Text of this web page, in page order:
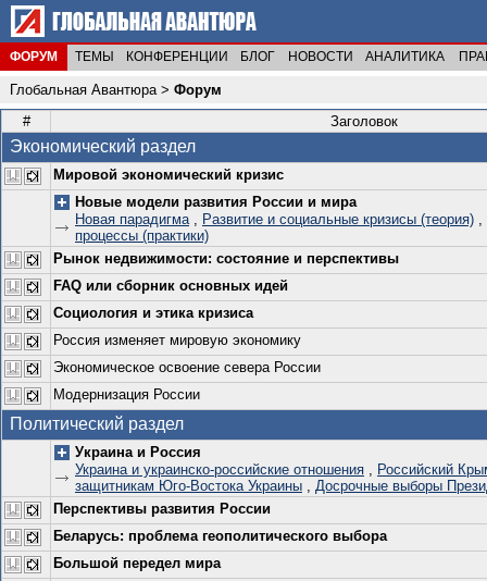
ФОРУМ ТЕМЫ КОНФЕРЕНЦИИ БЛОГ НОВОСТИ АНАЛИТИКА
Глобальная Авантюра> Форум
#
Заголовок
Экономический раздел
Мировой экономический кризис
Новые модели развития России и мира
Новая парадигма, Развитие и социальные кризисы (теория) ,
процессы (практики)
Рынок недвижимости: состояние и перспективы
FAQ или сборник основных идей
Социология и этика кризиса
Россия изменяет мировую экономику
Экономическое освоение севера России
Модернизация России
Политический раздел
Украина и Россия
Украина и украинско-российские отношения , Российский
защитникам Юго-Востока Украины , Досрочные выборы
Перспективы развития России
Беларусь: проблема геополитического выбора
Большой передел мира